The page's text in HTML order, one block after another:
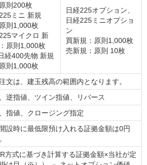
則200枚
ミニ 新規
則1,000枚
マイクロ 新
原則1,000枚
経400先物 新規
則1,000枚
日経225オプション、
日経225ミニオプショ
ン
買新規：原則1,000枚
売新規：原則 10枚
文は、建玉残高の範囲内となります。
逆指値、ツイン指値、リバース
指値、クロージング指定
設時に最低限預け入れる証拠金額は0円
方式に基づき計算する証拠金額×当社が定